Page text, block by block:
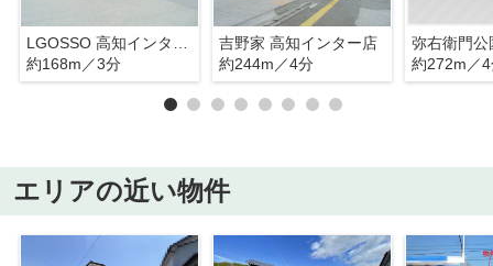
LGOSSO 高知インター店
約168m／3分
吉野家 高知インター店
約244m／4分
弥右衛門公
約272m／
エリアの近い物件